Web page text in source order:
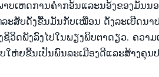
າບເຫດການຄຳກອ້ນແລະນອ້ງຂອງມັນນ
ລະສັບດັງຂື້ນມັນກັບເໝືອນ ດັງລະເບີດນາ
ຊິວິດພັງລົງໄປໃນພຽງພິບຕາດຽວ. ຄວາມ
ໃຫ່ຍຂື້ນເປັນພົນລະເມືອງດີແລະສ້າງຄຸນ